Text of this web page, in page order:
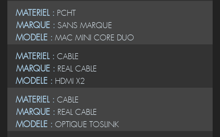
MATERIEL : PCHT
MARQUE : SANS MARQUE
MODELE : MAC MINI CORE DUO
MATERIEL : CABLE
MARQUE : REAL CABLE
MODELE : HDMI X2
MATERIEL : CABLE
MARQUE : REAL CABLE
MODELE : OPTIQUE TOSLINK